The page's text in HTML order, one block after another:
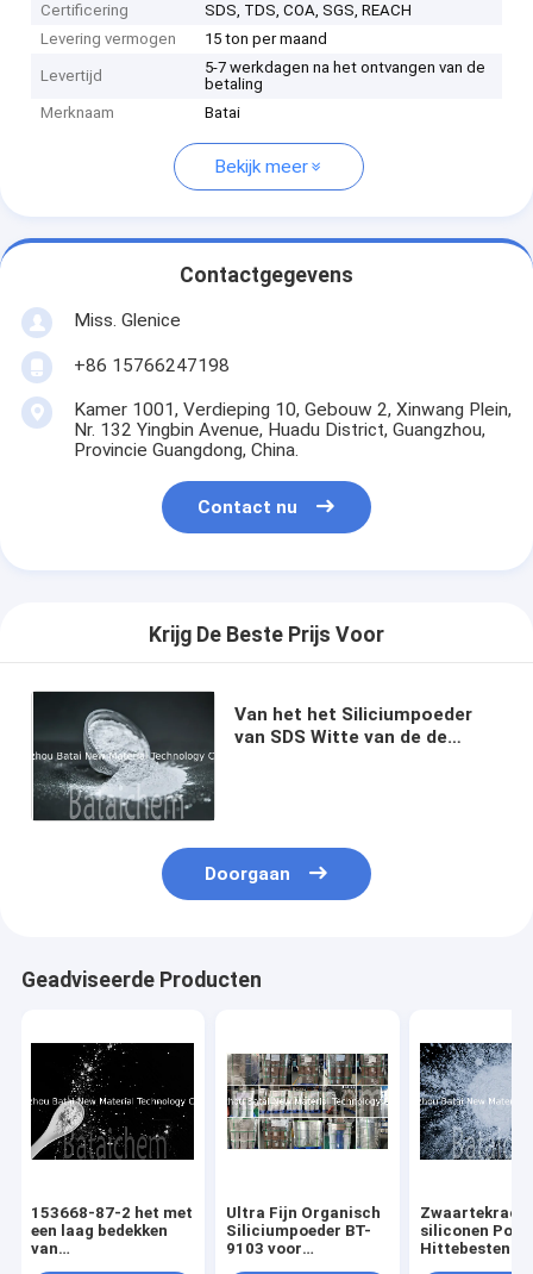
Certificering
SDS, TDS, COA, SGS, REACH
Levering vermogen
15 ton per maand
Levertijd
5-7 werkdagen na het ontvangen van de
betaling
Merknaam
Batai
Bekijk meer
Contactgegevens
Miss. Glenice
+86 15766247198
Kamer 1001, Verdieping 10, Gebouw 2, Xinwang Plein,
Nr. 132 Yingbin Avenue, Huadu District, Guangzhou,
Provincie Guangdong, China.
Contact nu
Krijg De Beste Prijs Voor
Van het het Siliciumpoeder
van SDS Witte van de de
Doorgaan
Geadviseerde Producten
153668-87-2 het met
een laag bedekken
van
Ultra Fijn Organisch
Siliciumpoeder BT-
9103 voor
siliconen